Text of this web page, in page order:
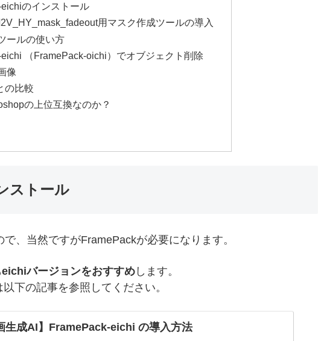
のインストール
用マスク作成ツールの導入
ールの使い方
（FramePack-oichi）でオブジェクト削除
像
の比較
の上位互換なのか？
ストール
、当然ですがFramePackが必要になります。
バージョンをおすすめ します。
下の記事を参照してください。
生成AI】FramePack-eichi の導入方法